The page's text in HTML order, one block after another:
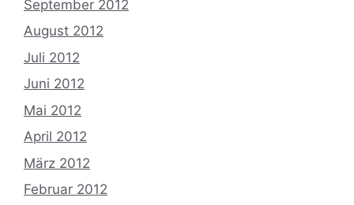
September 2012
August 2012
Juli 2012
Juni 2012
Mai 2012
April 2012
März 2012
Februar 2012